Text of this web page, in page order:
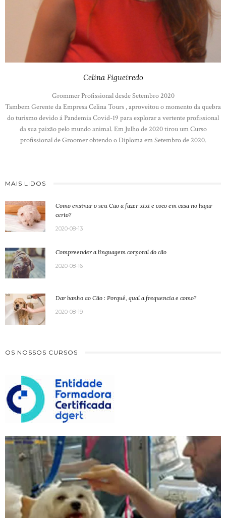
Celina Figueiredo
Grommer Profissional desde Setembro 2020
Tambem Gerente da Empresa Celina Tours , aproveitou o momento da quebra
do turismo devido á Pandemia Covid-19 para explorar a vertente profissional
da sua paixão pelo mundo animal. Em Julho de 2020 tirou um Curso
profissional de Groomer obtendo o Diploma em Setembro de 2020.
MAIS LIDOS
Como ensinar o seu Cão a fazer xixi e coco em casa no lugar
certo?
2020-08-13
Compreender a linguagem corporal do cão
2020-08-16
Dar banho ao Cão : Porquê, qual a frequencia e como?
2020-08-19
OS NOSSOS CURSOS